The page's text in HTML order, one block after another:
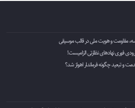
مقاومت و هویت ملی در قالب موسیقی
فوری نهادهای نظارتی الزامیست!
و تبعید چگونه فرماندار اهواز شد؟